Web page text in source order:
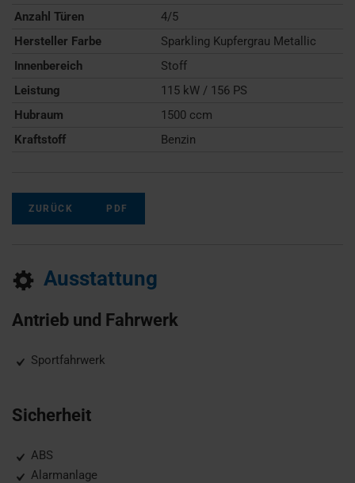
Anzahl Türen
4/5
Hersteller Farbe
Sparkling Kupfergrau Metallic
Innenbereich
Stoff
Leistung
115 kW / 156 PS
Hubraum
1500 ccm
Kraftstoff
Benzin
ZURÜCK PDF
Ausstattung
Antrieb und Fahrwerk
Sportfahrwerk
Sicherheit
ABS
Alarmanlage